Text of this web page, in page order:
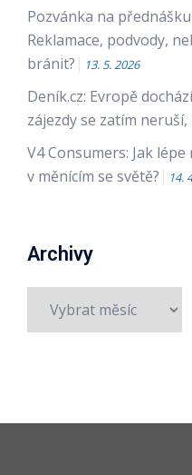
Pozvánka na
Reklamace, podvody,
bránit?
13. 5. 2026
Deník.cz: Evropě
zájezdy se zatím
V4 Consumers: Jak
v měnícím se světě?
14.
Archivy